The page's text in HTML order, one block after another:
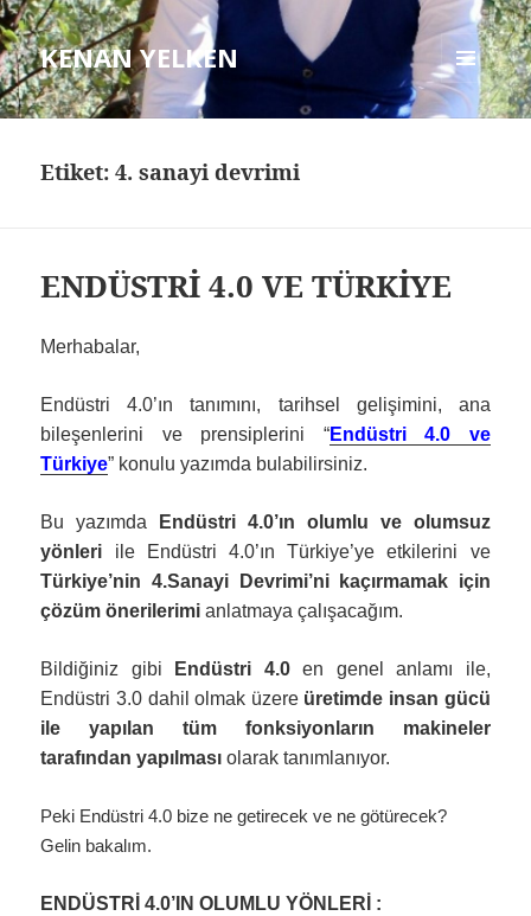
KENAN YELKEN
MENÜ
VE
Etiket: 4. sanayi devrimi
ENDÜSTRİ 4.0 VE TÜRKİYE
Merhabalar,
Endüstri 4.0’ın tanımını, tarihsel gelişimini, ana
bileşenlerini ve prensiplerini “Endüstri 4.0 ve
Türkiye” konulu yazımda bulabilirsiniz.
Bu yazımda
Endüstri 4.0’ın olumlu ve olumsuz
yönleri ile Endüstri 4.0’ın Türkiye’ye etkilerini ve
Türkiye’nin 4.Sanayi Devrimi’ni kaçırmamak için
çözüm önerilerimi anlatmaya çalışacağım.
Bildiğiniz gibi Endüstri 4.0en genel anlamı ile,
Endüstri 3.0 dahil olmak üzere üretimde insan gücü
ile yapılan tüm fonksiyonların makineler
tarafından yapılması olarak tanımlanıyor.
Peki Endüstri 4.0 bize ne getirecek ve ne götürecek?
Gelin bakalım.
ENDÜSTRİ 4.0’IN OLUMLU YÖNLERİ :